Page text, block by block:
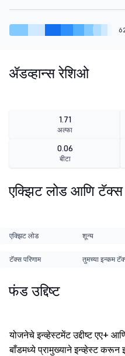
ॲडव्हान्स रेशिओ
1.71
अल्फा
0.06
बीटा
एक्झिट लोड आणि टॅक्स
एक्झिट लोड शून्य
टॅक्स परिणाम तुमच्या इन्कम
फंड उद्दिष्ट
योजनेचे इन्व्हेस्टमेंट उद्दीष्ट एए+
बाँडमध्ये प्रामुख्याने इन्व्हेस्ट